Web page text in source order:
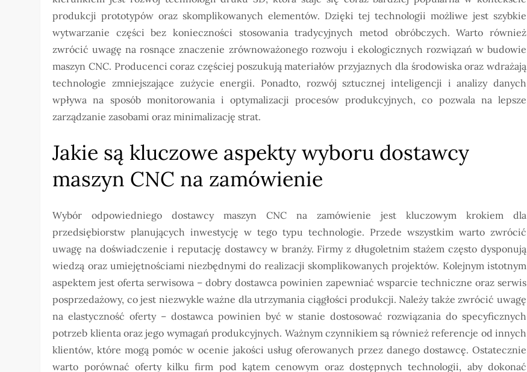
produkcji prototypów oraz skomplikowanych elementów. Dzięki tej technologii możliwe jest szybkie
wytwarzanie części bez konieczności stosowania tradycyjnych metod obróbczych. Warto również
zwrócić uwagę na rosnące znaczenie zrównoważonego rozwoju i ekologicznych rozwiązań w budowie
maszyn CNC. Producenci coraz częściej poszukują materiałów przyjaznych dla środowiska oraz wdrażają
technologie zmniejszające zużycie energii. Ponadto, rozwój sztucznej inteligencji i analizy danych
wpływa na sposób monitorowania i optymalizacji procesów produkcyjnych, co pozwala na lepsze
zarządzanie zasobami oraz minimalizację strat.
Jakie są kluczowe aspekty wyboru dostawcy
maszyn CNC na zamówienie
Wybór odpowiedniego dostawcy maszyn CNC na zamówienie jest kluczowym krokiem dla
przedsiębiorstw planujących inwestycję w tego typu technologie. Przede wszystkim warto zwrócić
uwagę na doświadczenie i reputację dostawcy w branży. Firmy z długoletnim stażem często dysponują
wiedzą oraz umiejętnościami niezbędnymi do realizacji skomplikowanych projektów. Kolejnym istotnym
aspektem jest oferta serwisowa – dobry dostawca powinien zapewniać wsparcie techniczne oraz serwis
posprzedażowy, co jest niezwykle ważne dla utrzymania ciągłości produkcji. Należy także zwrócić uwagę
na elastyczność oferty – dostawca powinien być w stanie dostosować rozwiązania do specyficznych
potrzeb klienta oraz jego wymagań produkcyjnych. Ważnym czynnikiem są również referencje od innych
klientów, które mogą pomóc w ocenie jakości usług oferowanych przez danego dostawcę. Ostatecznie
warto porównać oferty kilku firm pod kątem cenowym oraz dostępnych technologii, aby dokonać